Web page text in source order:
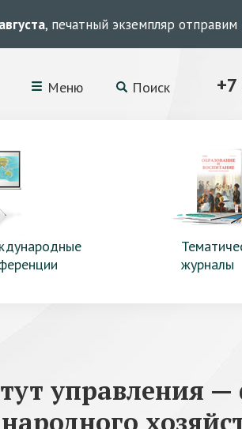
, печатный экземпляр отправим
Меню Поиск
журналы
управления